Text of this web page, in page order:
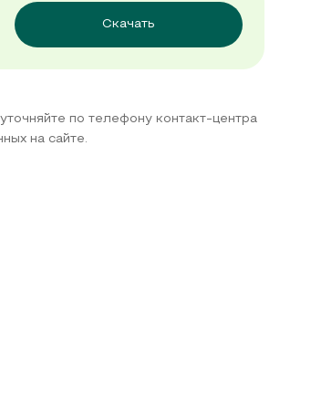
Скачать
по телефону контакт-центра
на сайте.